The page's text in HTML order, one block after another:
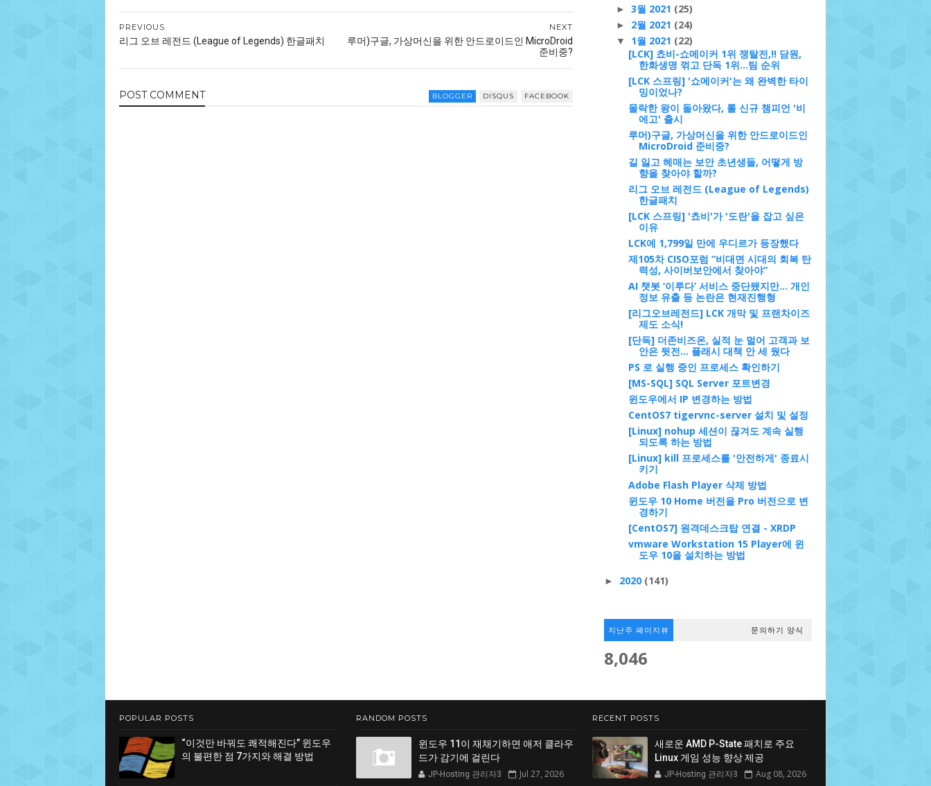
NEXT
루머)구글, 가상머신을 위한 안드로이드인 MicroDroid
준비중?
PREVIOUS
리그 오브 레전드 (League of Legends) 한글패치
POST COMMENT BLOGGER DISQUS FACEBOOK
► 3월 2021 (25)
► 2월 2021 (24)
▼ 1월 2021 (22)
[LCK] 쵸비-쇼메이커 1위 쟁탈전,!! 담원,
한화생명 꺾고 단독 1위…팀 순위
[LCK 스프링] '쇼메이커'는 왜 완벽한 타이
밍이었나?
몰락한 왕이 돌아왔다, 롤 신규 챔피언 '비
에고' 출시
루머)구글, 가상머신을 위한 안드로이드인
MicroDroid 준비중?
길 잃고 헤매는 보안 초년생들, 어떻게 방
향을 찾아야 할까?
리그 오브 레전드 (League of Legends)
한글패치
[LCK 스프링] '쵸비'가 '도란'을 잡고 싶은
이유
LCK에 1,799일 만에 우디르가 등장했다
제105차 CISO포럼 “비대면 시대의 회복 탄
력성, 사이버보안에서 찾아야”
AI 챗봇 ‘이루다’ 서비스 중단됐지만... 개인
정보 유출 등 논란은 현재진행형
[리그오브레전드] LCK 개막 및 프랜차이즈
제도 소식!
[단독] 더존비즈온, 실적 눈 멀어 고객과 보
안은 뒷전... 플래시 대책 안 세 웠다
PS 로 실행 중인 프로세스 확인하기
[MS-SQL] SQL Server 포트변경
윈도우에서 IP 변경하는 방법
CentOS7 tigervnc-server 설치 및 설정
[Linux] nohup 세션이 끊겨도 계속 실행
되도록 하는 방법
[Linux] kill 프로세스를 '안전하게' 종료시
키기
Adobe Flash Player 삭제 방법
윈도우 10 Home 버전을 Pro 버전으로 변
경하기
[CentOS7] 원격데스크탑 연결 - XRDP
vmware Workstation 15 Player에 윈
도우 10을 설치하는 방법
► 2020 (141)
지난주 페이지뷰 문의하기 양식
8,046
POPULAR POSTS
“이것만 바꿔도 쾌적해진다” 윈도우
의 불편한 점 7가지와 해결 방법
RANDOM POSTS
윈도우 11이 재채기하면 애저 클라우
드가 감기에 걸린다
JP-Hosting 관리자3 Jul 27, 2026
RECENT POSTS
새로운 AMD P-State 패치로 주요
Linux 게임 성능 향상 제공
JP-Hosting 관리자3 Aug 08, 2026